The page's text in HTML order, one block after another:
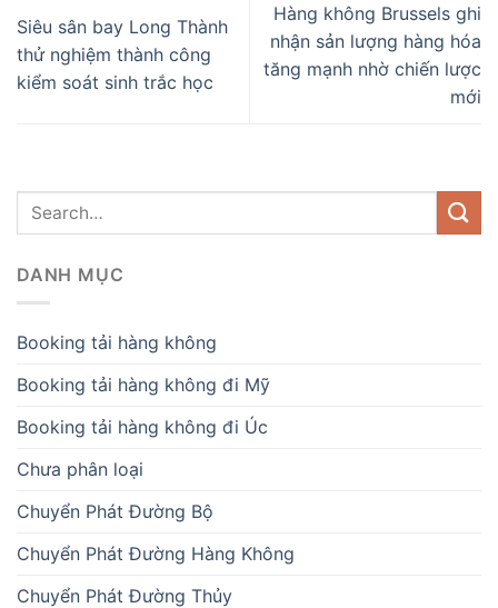
Siêu sân bay Long Thành
thử nghiệm thành công
kiểm soát sinh trắc học
Hàng không Brussels ghi
nhận sản lượng hàng hóa
tăng mạnh nhờ chiến lược
mới
DANH MỤC
Booking tải hàng không
Booking tải hàng không đi Mỹ
Booking tải hàng không đi Úc
Chưa phân loại
Chuyển Phát Đường Bộ
Chuyển Phát Đường Hàng Không
Chuyển Phát Đường Thủy